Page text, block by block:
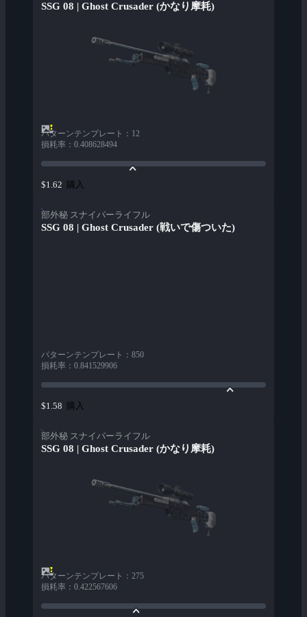
SSG 08 | Ghost Crusader (かなり摩耗)
パターンテンプレート ： 12
損耗率 ： 0.408628494
$1.62 購入
部外秘 スナイパーライフル
SSG 08 | Ghost Crusader (戦いで傷ついた)
パターンテンプレート ： 850
損耗率 ： 0.841529906
$1.58 購入
部外秘 スナイパーライフル
SSG 08 | Ghost Crusader (かなり摩耗)
パターンテンプレート ： 275
損耗率 ： 0.422567606